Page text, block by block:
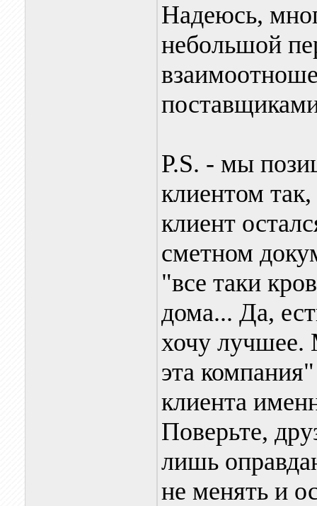
Надеюсь,
небольшой
P.S. - мы
клиентом
клиент
сметном
"все таки
дома... Да,
хочу
эта
клиента
Поверьте,
лишь
не менять и